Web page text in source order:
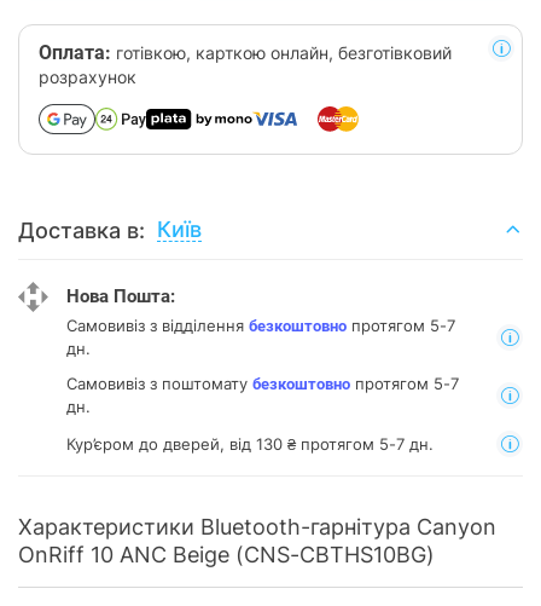
Оплата: готівкою, карткою онлайн, безготівковий
розрахунок
Доставка в: Київ
Нова Пошта:
Самовивіз з відділення безкоштовно протягом 5-7
дн.
Самовивіз з поштомату безкоштовно протягом 5-7
дн.
Кур’єром до дверей, від 130 ₴ протягом 5-7 дн.
Характеристики Bluetooth-гарнітура Canyon
OnRiff 10 ANC Beige (CNS-CBTHS10BG)